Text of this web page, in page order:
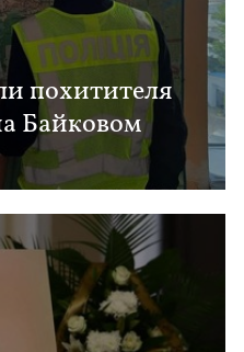
похитителя
Байковом